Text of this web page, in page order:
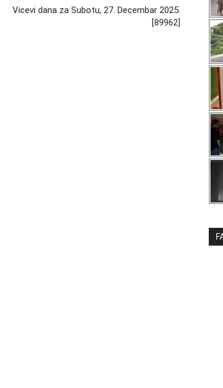
Vicevi dana za Subotu, 27. Decembar 2025.
[89962]